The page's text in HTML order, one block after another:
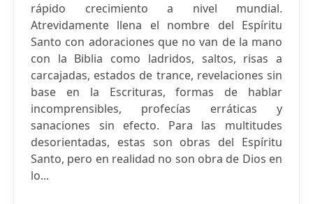
rápido crecimiento a nivel mundial.
Atrevidamente llena el nombre del Espíritu
Santo con adoraciones que no van de la mano
con la Biblia como ladridos, saltos, risas a
carcajadas, estados de trance, revelaciones sin
base en la Escrituras, formas de hablar
incomprensibles, profecías erráticas y
sanaciones sin efecto. Para las multitudes
desorientadas, estas son obras del Espíritu
Santo, pero en realidad no son obra de Dios en
lo...